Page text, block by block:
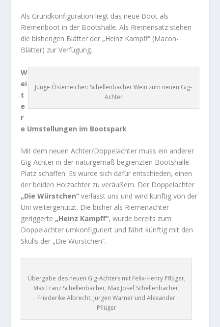
Als Grundkonfiguration liegt das neue Boot als
Riemenboot in der Bootshalle. Als Riemensatz stehen
die bisherigen Blätter der „Heinz Kampff“ (Macon-
Blätter) zur Verfügung.
Junge Österreicher: Schellenbacher Wein zum neuen Gig-
Achter
W
ei
t
e
r
e Umstellungen im Bootspark
Mit dem neuen Achter/Doppelachter muss ein anderer
Gig-Achter in der naturgemäß begrenzten Bootshalle
Platz schaffen. Es wurde sich dafür entschieden, einen
der beiden Holzachter zu veräußern. Der Doppelachter
„Die Würstchen“ verlässt uns und wird künftig von der
Uni weitergenutzt. Die bisher als Riemenachter
geriggerte „Heinz Kampff“, wurde bereits zum
Doppelachter umkonfiguriert und fährt künftig mit den
Skulls der „Die Würstchen“.
Übergabe des neuen Gig-Achters mit Felix-Henry Pflüger,
Max Franz Schellenbacher, Max Josef Schellenbacher,
Friederike Albrecht, Jürgen Warner und Alexander
Pflüger